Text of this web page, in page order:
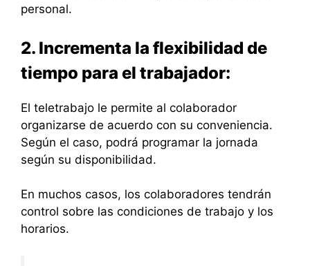
personal.
2. Incrementa la flexibilidad de
tiempo para el trabajador:
El teletrabajo le permite al colaborador
organizarse de acuerdo con su conveniencia.
Según el caso, podrá programar la jornada
según su disponibilidad.
En muchos casos, los colaboradores tendrán
control sobre las condiciones de trabajo y los
horarios.